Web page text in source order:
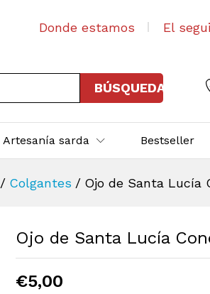
Donde estamos El
BÚSQUEDA
Artesanía sarda Bestseller
/ Colgantes / Ojo de Santa Lucía
Ojo de Santa Lucía
€5,00